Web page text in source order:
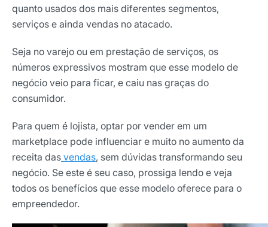
quanto usados dos mais diferentes segmentos,
serviços e ainda vendas no atacado.
Seja no varejo ou em prestação de serviços, os
números expressivos mostram que esse modelo de
negócio veio para ficar, e caiu nas graças do
consumidor.
Para quem é lojista, optar por vender em um
marketplace pode influenciar e muito no aumento da
receita das vendas, sem dúvidas transformando seu
negócio. Se este é seu caso, prossiga lendo e veja
todos os benefícios que esse modelo oferece para o
empreendedor.